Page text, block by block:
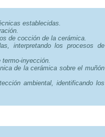
establecidas.
de cocción de la cerámica.
interpretando los procesos de
inyección.
de la cerámica sobre el muñón
ambiental, identificando los